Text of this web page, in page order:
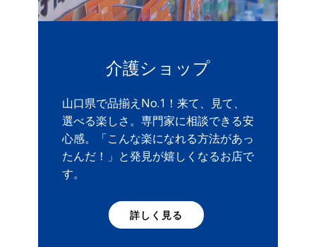
介護ショップ
山口県で品揃えNo.1！来て、見て、
選べる楽しさ。専門家に相談できる安
心感。「こんな楽になれる方法があっ
たんだ！」と発見が嬉しくなるお店で
す。
詳しく見る